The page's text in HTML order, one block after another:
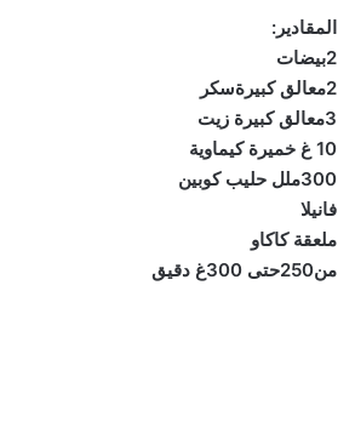
المقادير:
2بيضات
2معالق كبيرةسكر
3معالق كبيرة زيت
10 غ خميرة كيماوية
300ملل حليب كوبين
فانيلا
ملعقة كاكاو
من250حتى 300غ دقيق